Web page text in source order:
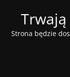
Strona będzie